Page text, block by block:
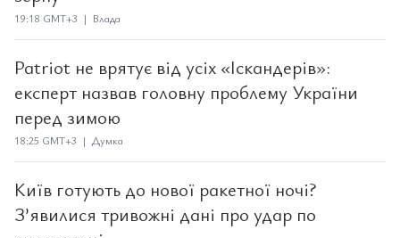
19:18 GMT+3 | Влада
Patriot не врятує від усіх «Іскандерів»:
експерт назвав головну проблему України
перед зимою
18:25 GMT+3 | Думка
Київ готують до нової ракетної ночі?
З’явилися тривожні дані про удар по